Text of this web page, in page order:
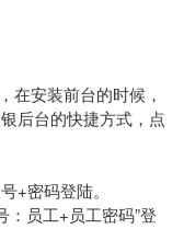
在安装前台的时候，
后台的快捷方式，点
+密码登陆。
：员工+员工密码”登